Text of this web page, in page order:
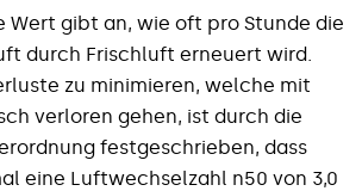
Wert gibt an, wie oft pro Stunde die
durch Frischluft erneuert wird.
zu minimieren, welche mit
verloren gehen, ist durch die
festgeschrieben, dass
eine Luftwechselzahl n50 von 3,0